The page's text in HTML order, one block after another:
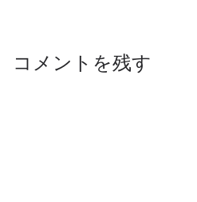
コメントを残す